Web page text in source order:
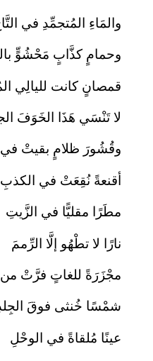
والمَاءِ المُتجمِّدِ في
وحمامٍ كذَّابٍ مَحْشُوٍّ
قمصانٍ كانت لليالِي
لا تَنْسَي هَذَا الخَوَفَ
وقُشُورَ ظلامٍ بقيتْ في
أقنعةً نُقِعَتْ في الكذبِ
مطَرًا مقليًّا في الزَّيتِ
نارًا لا تطْهُو إلَّا الرِّممَ
مجْزَرَةً للغاتٍ فرَّتْ من
شمْسًا خُنثى فوقَ
عينًا مُلقاةً في الوحْلِ